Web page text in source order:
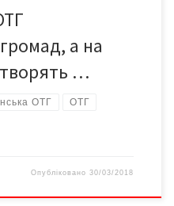
а на
…
ОТГ ОТГ
Опубліковано30/03/2018